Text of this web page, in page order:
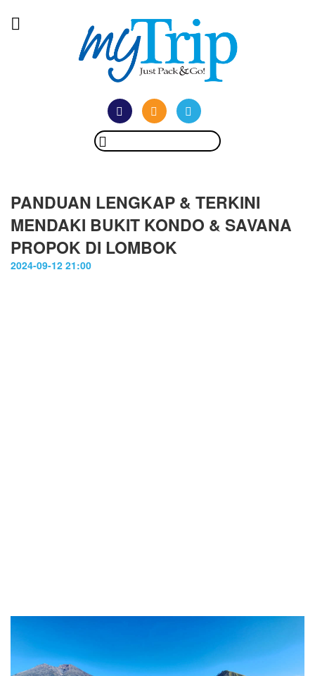
PANDUAN LENGKAP & TERKINI
MENDAKI BUKIT KONDO & SAVANA
PROPOK DI LOMBOK
2024-09-12 21:00